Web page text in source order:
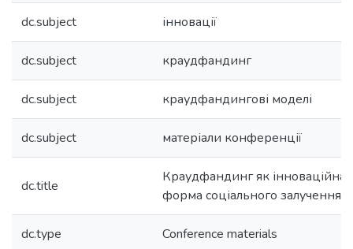
dc.subject інновації
dc.subject краудфандинг
dc.subject краудфандингові моделі
dc.subject матеріали конференції
dc.title
Краудфандинг як інноваційна
форма соціального залучення
dc.type Conference materials